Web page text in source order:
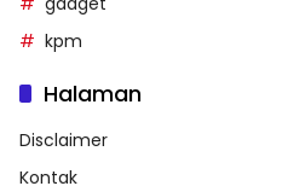
kpm
Halaman
Disclaimer
Kontak